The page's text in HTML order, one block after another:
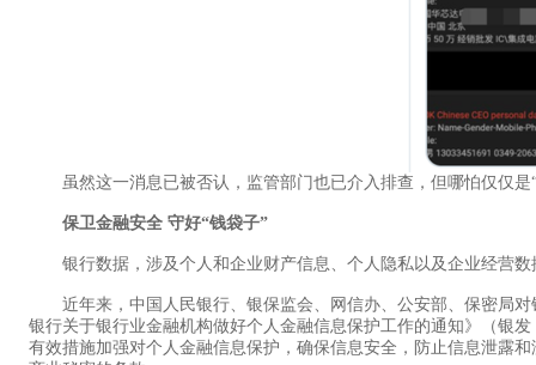
虽然这一消息已被否认，监管部门也已介入排查，但哪怕仅仅是
保卫金融安全 守好“钱袋子”
银行数据，涉及个人和企业财产信息、个人隐私以及企业经营数
近年来，中国人民银行、银保监会、网信办、公安部、保密局对
银行关于银行业金融机构做好个人金融信息保护工作的通知》（银
有效措施加强对个人金融信息保护，确保信息安全，防止信息泄露